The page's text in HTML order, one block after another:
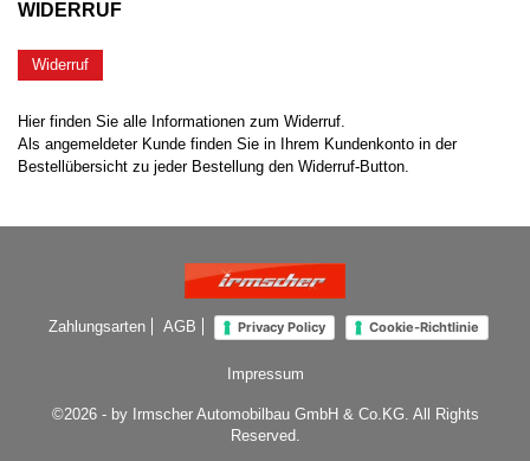
WIDERRUF
Widerruf
Hier finden Sie alle Informationen zum Widerruf.
Als angemeldeter Kunde finden Sie in Ihrem Kundenkonto in der
Bestellübersicht zu jeder Bestellung den Widerruf-Button.
Zahlungsarten AGB Privacy Policy Cookie-Richtlinie
Impressum
©2026 - by Irmscher Automobilbau GmbH & Co.KG. All Rights
Reserved.